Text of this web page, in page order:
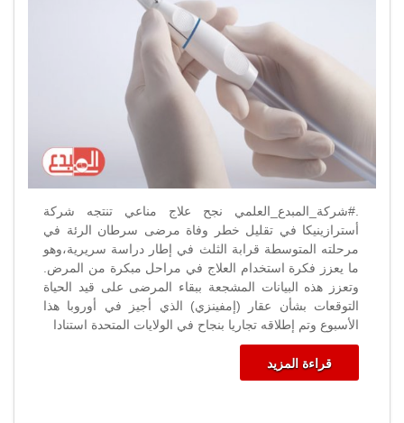
مغلقة
.#شركة_المبدع_العلمي نجح علاج مناعي تنتجه شركة
أسترازينيكا في تقليل خطر وفاة مرضى سرطان الرئة في
مرحلته المتوسطة قرابة الثلث في إطار دراسة سريرية،وهو
ما يعزز فكرة استخدام العلاج في مراحل مبكرة من المرض.
وتعزز هذه البيانات المشجعة ببقاء المرضى على قيد الحياة
التوقعات بشأن عقار (إمفينزي) الذي أجيز في أوروبا هذا
الأسبوع وتم إطلاقه تجاريا بنجاح في الولايات المتحدة استنادا
قراءة المزيد